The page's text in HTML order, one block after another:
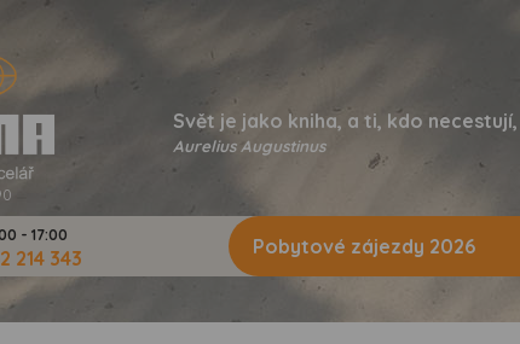
Svět je jako kniha, a ti, kdo
Aurelius Augustinus
- 17:00
214 343 Pobytové zájezdy 2026